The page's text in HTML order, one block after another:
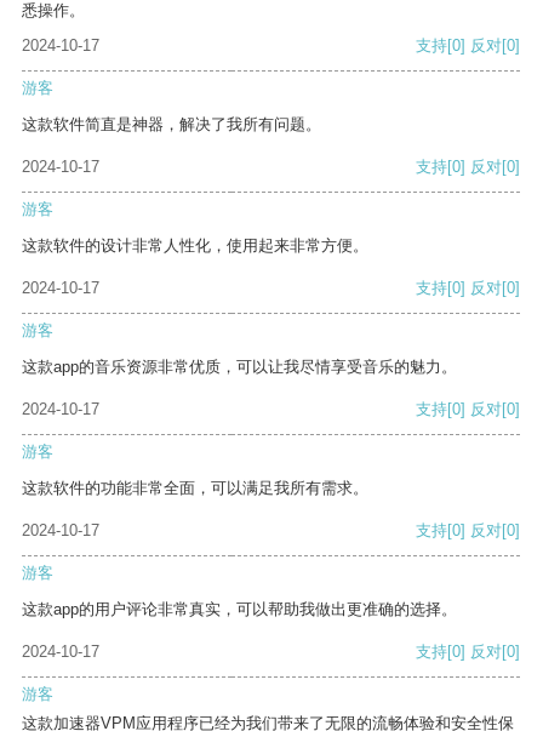
悉操作。
2024-10-17
支持[0] 反对[0]
游客
这款软件简直是神器，解决了我所有问题。
2024-10-17 支持[0] 反对[0]
游客
这款软件的设计非常人性化，使用起来非常方便。
2024-10-17 支持[0] 反对[0]
游客
这款app的音乐资源非常优质，可以让我尽情享受音乐的魅力。
2024-10-17 支持[0] 反对[0]
游客
这款软件的功能非常全面，可以满足我所有需求。
2024-10-17 支持[0] 反对[0]
游客
这款app的用户评论非常真实，可以帮助我做出更准确的选择。
2024-10-17 支持[0] 反对[0]
游客
这款加速器VPM应用程序已经为我们带来了无限的流畅体验和安全性保